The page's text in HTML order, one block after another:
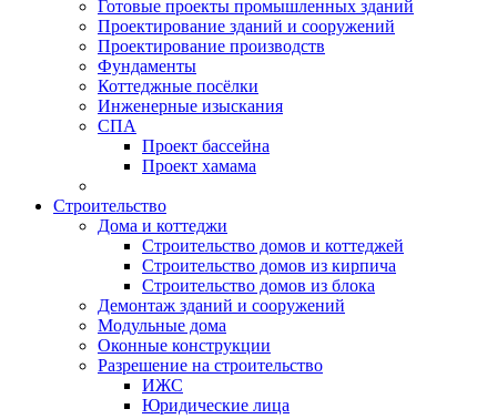
Готовые проекты промышленных зданий
Проектирование зданий и сооружений
Проектирование производств
Фундаменты
Коттеджные посёлки
Инженерные изыскания
СПА
Проект бассейна
Проект хамама
Строительство
Дома и коттеджи
Строительство домов и коттеджей
Строительство домов из кирпича
Строительство домов из блока
Демонтаж зданий и сооружений
Модульные дома
Оконные конструкции
Разрешение на строительство
ИЖС
Юридические лица